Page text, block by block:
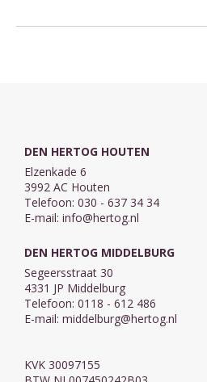
DEN HERTOG HOUTEN
Elzenkade 6
3992 AC Houten
Telefoon: 030 - 637 34 34
E-mail: info@hertog.nl
DEN HERTOG MIDDELBURG
Segeersstraat 30
4331 JP Middelburg
Telefoon: 0118 - 612 486
E-mail: middelburg@hertog.nl
KVK 30097155